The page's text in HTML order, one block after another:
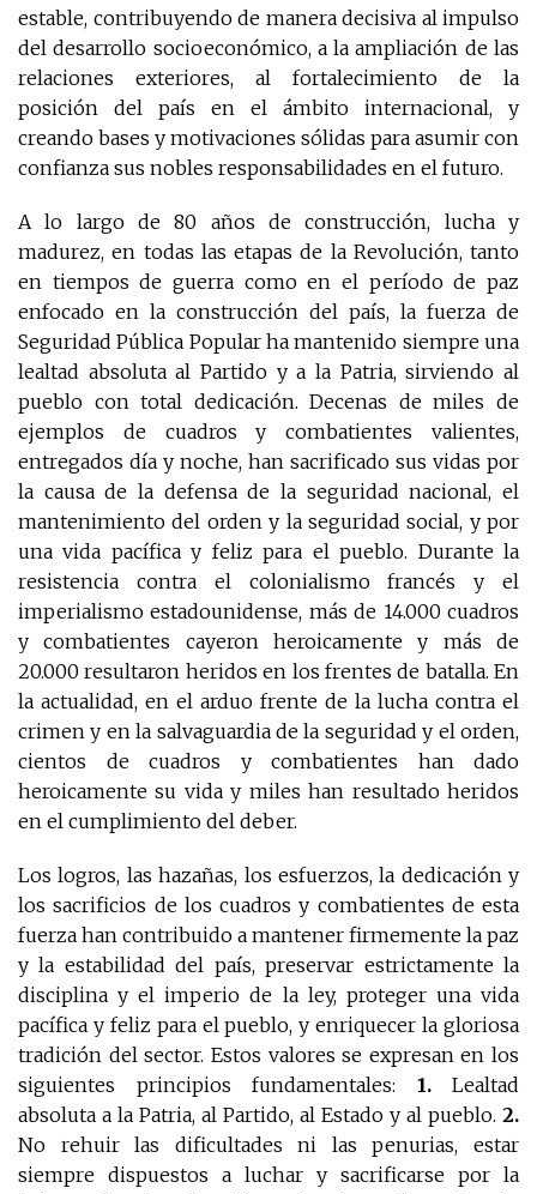
estable, contribuyendo de manera decisiva al impulso
del desarrollo socioeconómico, a la ampliación de las
relaciones exteriores, al fortalecimiento de la
posición del país en el ámbito internacional, y
creando bases y motivaciones sólidas para asumir con
confianza sus nobles responsabilidades en el futuro.
A lo largo de 80 años de construcción, lucha y
madurez, en todas las etapas de la Revolución, tanto
en tiempos de guerra como en el período de paz
enfocado en la construcción del país, la fuerza de
Seguridad Pública Popular ha mantenido siempre una
lealtad absoluta al Partido y a la Patria, sirviendo al
pueblo con total dedicación. Decenas de miles de
ejemplos de cuadros y combatientes valientes,
entregados día y noche, han sacrificado sus vidas por
la causa de la defensa de la seguridad nacional, el
mantenimiento del orden y la seguridad social, y por
una vida pacífica y feliz para el pueblo. Durante la
resistencia contra el colonialismo francés y el
imperialismo estadounidense, más de 14.000 cuadros
y combatientes cayeron heroicamente y más de
20.000 resultaron heridos en los frentes de batalla. En
la actualidad, en el arduo frente de la lucha contra el
crimen y en la salvaguardia de la seguridad y el orden,
cientos de cuadros y combatientes han dado
heroicamente su vida y miles han resultado heridos
en el cumplimiento del deber.
Los logros, las hazañas, los esfuerzos, la dedicación y
los sacrificios de los cuadros y combatientes de esta
fuerza han contribuido a mantener firmemente la paz
y la estabilidad del país, preservar estrictamente la
disciplina y el imperio de la ley, proteger una vida
pacífica y feliz para el pueblo, y enriquecer la gloriosa
tradición del sector. Estos valores se expresan en los
siguientes principios fundamentales: 1.Lealtad
absoluta a la Patria, al Partido, al Estado y al pueblo. 2.
No rehuir las dificultades ni las penurias, estar
siempre dispuestos a luchar y sacrificarse por la